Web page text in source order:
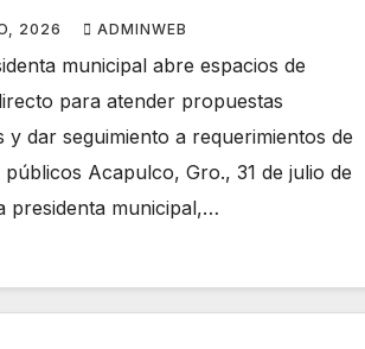
2026 ADMINWEB
municipal abre espacios de
para atender propuestas
y dar seguimiento a requerimientos de
públicos Acapulco, Gro., 31 de julio de
presidenta municipal,…